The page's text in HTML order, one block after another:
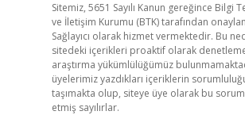
Sitemiz, 5651 Sayılı Kanun gereğince Bilgi
ve İletişim Kurumu (BTK) tarafından
Sağlayıcı olarak hizmet vermektedir. Bu
sitedeki içerikleri proaktif olarak
araştırma yükümlülüğümüz
üyelerimiz yazdıkları içeriklerin
taşımakta olup, siteye üye olarak bu
etmiş sayılırlar.